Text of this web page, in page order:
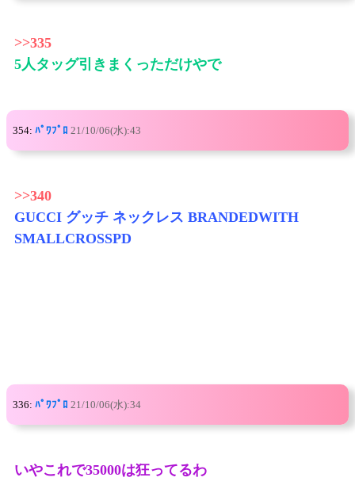
>>335
5人タッグ引きまくっただけやで
354: ﾊﾟﾜﾌﾟﾛ 21/10/06(水):43
>>340
GUCCI グッチ ネックレス BRANDEDWITH
SMALLCROSSPD
336: ﾊﾟﾜﾌﾟﾛ 21/10/06(水):34
いやこれで35000は狂ってるわ